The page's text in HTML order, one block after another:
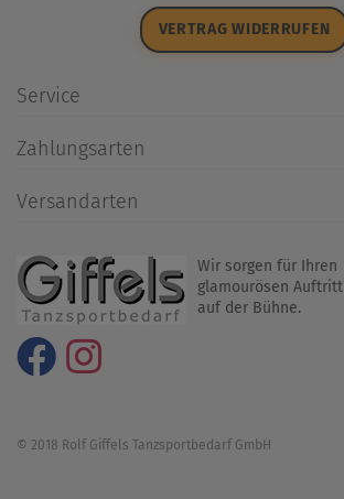
VERTRAG WIDERRUFEN
Service
Rückrufservice
Umtausch/Rücksendung
Zahlungsarten
Versandarten
Wir sorgen für Ihren
glamourösen Auftritt
auf der Bühne.
© 2018 Rolf Giffels Tanzsportbedarf GmbH